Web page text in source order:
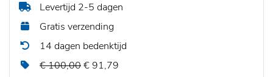
Levertijd 2-5 dagen
Gratis verzending
14 dagen bedenktijd
€ 100,00€ 91,79